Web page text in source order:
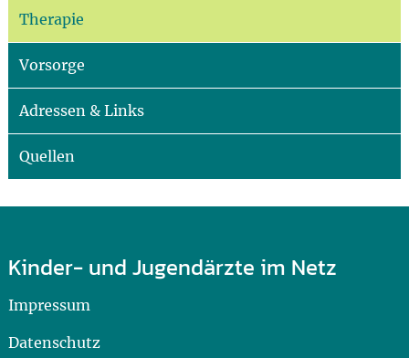
Therapie
Vorsorge
Adressen & Links
Quellen
Kinder- und Jugendärzte im Netz
Impressum
Datenschutz